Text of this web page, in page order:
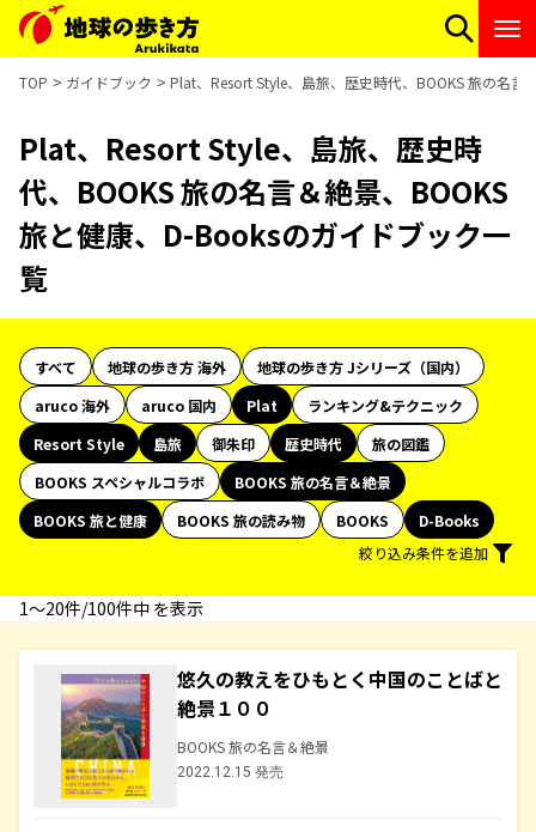
TOP ガイドブック Plat、Resort Style、島旅、歴史時代、BOOKS 旅の名
Plat、Resort Style、島旅、歴史時
代、BOOKS 旅の名言＆絶景、BOOKS
旅と健康、D-Booksのガイドブック一
覧
すべて 地球の歩き方 海外
地球の歩き方 Jシリーズ（国内）
aruco 海外
aruco 国内 Plat
ランキング&テクニック
Resort Style
島旅 御朱印 歴史時代
旅の図鑑
BOOKS スペシャルコラボ
BOOKS 旅の名言＆絶景
BOOKS 旅と健康
BOOKS 旅の読み物 BOOKS
D-Books
絞り込み条件を追加
1〜20件/100件中 を表示
悠久の教えをひもとく中国のことばと
絶景１００
BOOKS 旅の名言＆絶景
2022.12.15 発売